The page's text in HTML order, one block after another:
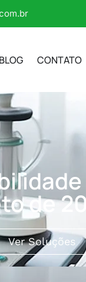
BLOG CONTATO
de
Ver Soluções